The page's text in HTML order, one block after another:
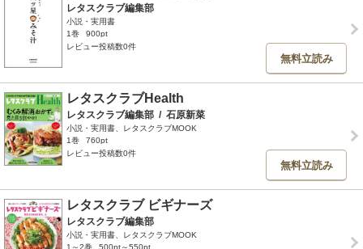
レタスクラブ編集部
小説・実用書
1巻
900pt
レビュー投稿数0件
無料立読み
レタスクラブHealth
レタスクラブ編集部 / 石原新菜
小説・実用書、レタスクラブMOOK
1巻
760pt
レビュー投稿数0件
無料立読み
レタスクラブ ビギナーズ
レタスクラブ編集部
小説・実用書、レタスクラブMOOK